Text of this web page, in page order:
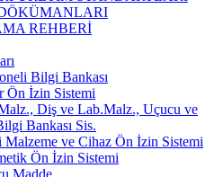
REHBERİ
Bilgi Bankası
Ön İzin Sistemi
Diş ve Lab.Malz., Uçucu ve
Bankası Sis.
Malzeme ve Cihaz Ön İzin Sistemi
Ön İzin Sistemi
Madde